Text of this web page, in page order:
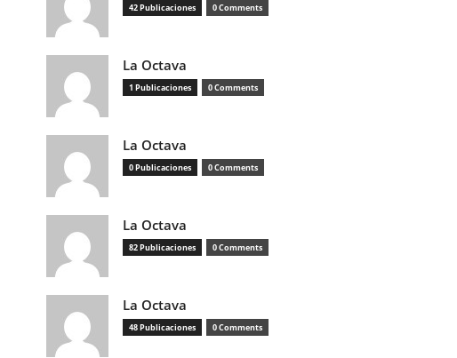
42 Publicaciones 0 Comments
La Octava
1 Publicaciones 0 Comments
La Octava
0 Publicaciones 0 Comments
La Octava
82 Publicaciones 0 Comments
La Octava
48 Publicaciones 0 Comments